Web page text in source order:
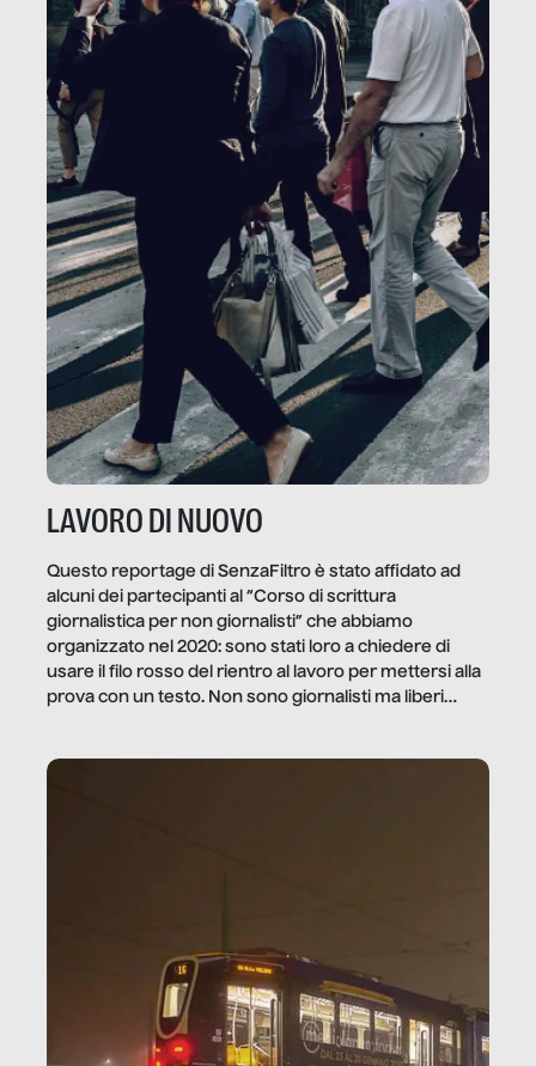
LAVORO DI NUOVO
Questo reportage di SenzaFiltro è stato affidato ad
alcuni dei partecipanti al “Corso di scrittura
giornalistica per non giornalisti” che abbiamo
organizzato nel 2020: sono stati loro a chiedere di
usare il filo rosso del rientro al lavoro per mettersi alla
prova con un testo. Non sono giornalisti ma liberi